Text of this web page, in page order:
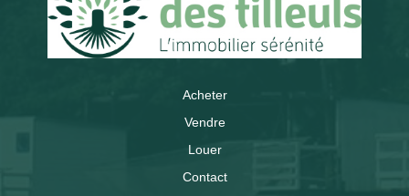
Acheter
Vendre
Louer
Contact